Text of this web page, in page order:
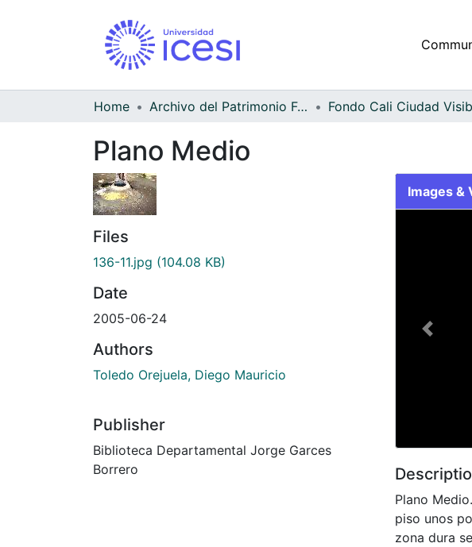
Home Archivo del Patrimonio Fotográfico y Fílmico del Valle del Cauca Fondo Cali Ciudad
Plano Medio
Files
136-11.jpg (104.08 KB)
Date
2005-06-24
Authors
Toledo Orejuela, Diego Mauricio
Publisher
Biblioteca Departamental Jorge Garces
Borrero
Images &
Previous
Plano
piso unos
zona dura